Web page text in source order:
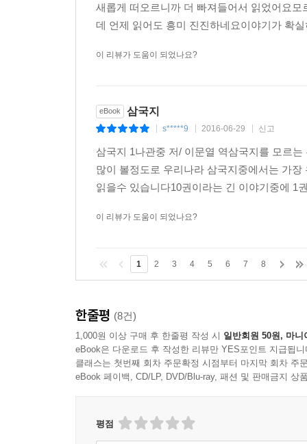
새롭게 떠오르니까 더 빠져들어서 읽었어요
데 언제 읽어도 흥미 진진하네요이야기가 확
이 리뷰가 도움이 되었나요?
eBook 삼국지
s*****9 2016-06-29 신고
삼국지 1나관중 저/ 이문열 역삼국지를 모르
많이 볼정도로 우리나라 삼국지중에서는 가
읽을수 있습니다10권이라는 긴 이야기중에 1
이 리뷰가 도움이 되었나요?
1 2 3 4 5 6 7 8
한줄평 (8건)
1,000원 이상 구매 후 한줄평 작성 시 일반회원 50원, 마니
eBook은 다운로드 후 작성한 리뷰만 YES포인트 지급됩니
클래스는 첫번째 회차 주문확정 시점부터 마지막 회차 주
eBook 페이백, CD/LP, DVD/Blu-ray, 패션 및 판매금지 상
평점